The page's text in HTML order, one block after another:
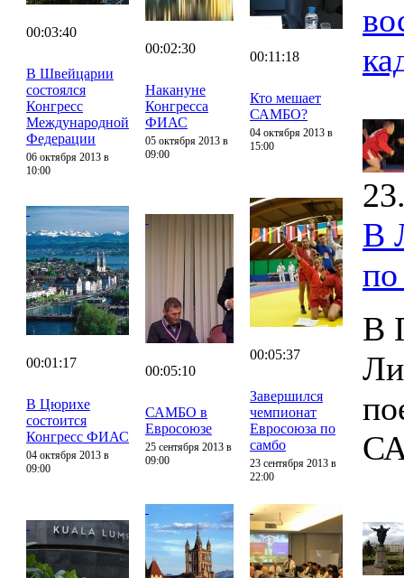
00:03:40
В Швейцарии
состоялся
Конгресс
Международной
Федерации
06 октября 2013 в
10:00
00:02:30
Накануне
Конгресса
ФИАС
05 октября 2013 в
09:00
00:11:18
Кто мешает
САМБО?
04 октября 2013 в
15:00
00:01:17
В Цюрихе
состоится
Конгресс ФИАС
04 октября 2013 в
09:00
00:05:10
САМБО в
Евросоюзе
25 сентября 2013 в
09:00
00:05:37
Завершился
чемпионат
Евросоюза по
самбо
23 сентября 2013 в
22:00
В
В